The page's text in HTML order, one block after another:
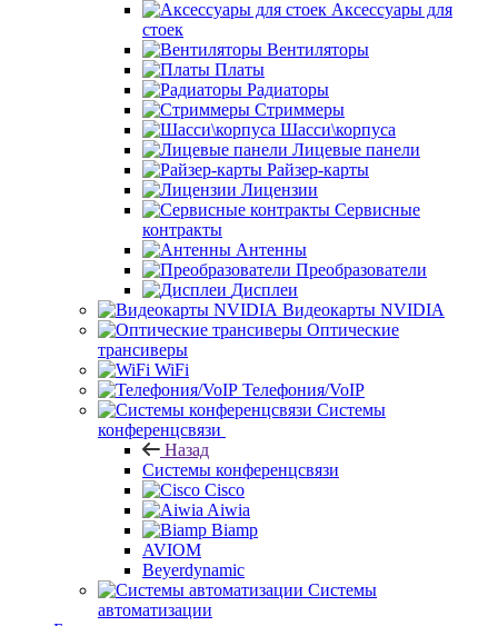
Аксессуары для
стоек
Вентиляторы
Платы
Радиаторы
Стриммеры
Шасси\корпуса
Лицевые панели
Райзер-карты
Лицензии
Сервисные
контракты
Антенны
Преобразователи
Дисплеи
Видеокарты NVIDIA
Оптические
трансиверы
WiFi
Телефония/VoIP
Системы
конференцсвязи
Назад
Системы конференцсвязи
Cisco
Aiwia
Biamp
AVIOM
Beyerdynamic
Системы
автоматизации